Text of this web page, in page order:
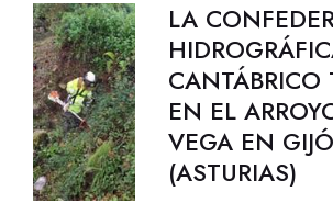
LA
CANTÁBRICO
EN EL
VEGA EN
(ASTURIAS)